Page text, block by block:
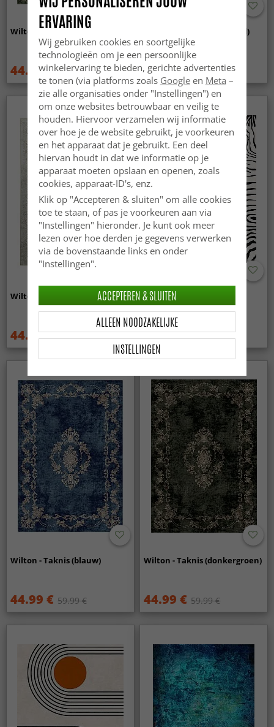
Wilton - Taknis (groen)
44.99 € 59.99 €
Wilton - Elena (beige/goud)
44.99 € 59.99 €
Wilton - Mateur (beige)
44.99 € 59.99 €
Wilton - Zebra (zwart/wit)
44.99 € 59.99 €
Wilton - Taknis (blauw)
44.99 € 59.99 €
Wilton - Taknis (donkergroen)
44.99 € 59.99 €
ERVARING
Wij gebruiken cookies en soortgelijke
technologieën om je een persoonlijke
winkelervaring te bieden, gerichte advertenties
te tonen (via platforms zoals Googleen Meta –
zie alle organisaties onder "Instellingen") en
om onze websites betrouwbaar en veilig te
houden. Hiervoor verzamelen wij informatie
over hoe je de website gebruikt, je voorkeuren
en het apparaat dat je gebruikt. Een deel
hiervan houdt in dat we informatie op je
apparaat moeten opslaan en openen, zoals
cookies, apparaat-ID's, enz.
Klik op "Accepteren & sluiten" om alle cookies
toe te staan, of pas je voorkeuren aan via
"Instellingen" hieronder. Je kunt ook meer
lezen over hoe derden je gegevens verwerken
via de bovenstaande links en onder
"Instellingen".
INSTELLINGEN
ALLEEN NOODZAKELIJKE
ACCEPTEREN & SLUITEN